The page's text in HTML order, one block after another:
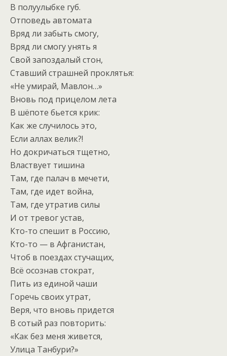
В полуулыбке губ.
Отповедь автомата
Вряд ли забыть смогу,
Вряд ли смогу унять я
Свой запоздалый стон,
Ставший страшней проклятья:
«Не умирай, Мавлон…»
Вновь под прицелом лета
В шёпоте бьется крик:
Как же случилось это,
Если аллах велик?!
Но докричаться тщетно,
Властвует тишина
Там, где палач в мечети,
Там, где идет война,
Там, где утратив силы
И от тревог устав,
Кто-то спешит в Россию,
Кто-то — в Афганистан,
Чтоб в поездах стучащих,
Всё осознав стократ,
Пить из единой чаши
Горечь своих утрат,
Веря, что вновь придется
В сотый раз повторить:
«Как без меня живется,
Улица Танбури?»